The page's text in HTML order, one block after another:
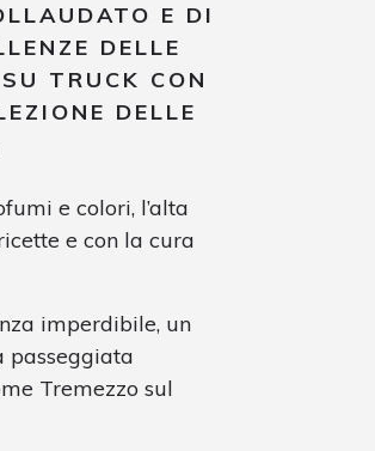
E DI
DELLE
TRUCK CON
DELLE
e colori, l’alta
e con la cura
imperdibile, un
passeggiata
Tremezzo sul